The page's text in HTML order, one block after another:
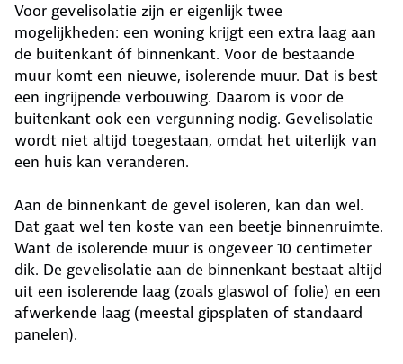
Voor gevelisolatie zijn er eigenlijk twee
mogelijkheden: een woning krijgt een extra laag aan
de buitenkant óf binnenkant. Voor de bestaande
muur komt een nieuwe, isolerende muur. Dat is best
een ingrijpende verbouwing. Daarom is voor de
buitenkant ook een vergunning nodig. Gevelisolatie
wordt niet altijd toegestaan, omdat het uiterlijk van
een huis kan veranderen.
Aan de binnenkant de gevel isoleren, kan dan wel.
Dat gaat wel ten koste van een beetje binnenruimte.
Want de isolerende muur is ongeveer 10 centimeter
dik. De gevelisolatie aan de binnenkant bestaat altijd
uit een isolerende laag (zoals glaswol of folie) en een
afwerkende laag (meestal gipsplaten of standaard
panelen).